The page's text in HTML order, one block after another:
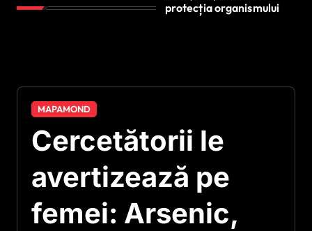
protecția organismului
MAPAMOND
Cercetătorii le
avertizează pe
femei: Arsenic,